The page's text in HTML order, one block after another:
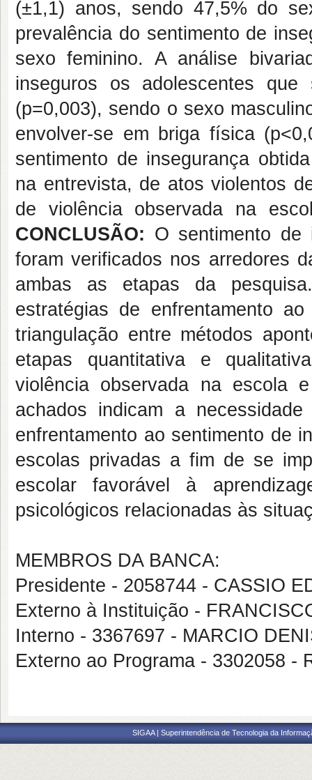
(±1,1) anos, sendo 47,5% do
prevalência do sentimento de
sexo feminino. A análise
inseguros os adolescentes que
(p=0,003), sendo o sexo
envolver-se em briga física
sentimento de insegurança
na entrevista, de atos violentos
de violência observada na
CONCLUSÃO: O sentimento de
foram verificados nos arredores
ambas as etapas da
estratégias de enfrentamento
triangulação entre métodos
etapas quantitativa e
violência observada na escola
achados indicam a
enfrentamento ao sentimento de
escolas privadas a fim de se
escolar favorável à
psicológicos relacionadas às
MEMBROS DA BANCA:
Presidente - 2058744 - CASSIO
Externo à Instituição -
Interno - 3367697 - MARCIO
Externo ao Programa - 3302058 -
SIGAA | Superintendência de Tecnologia da